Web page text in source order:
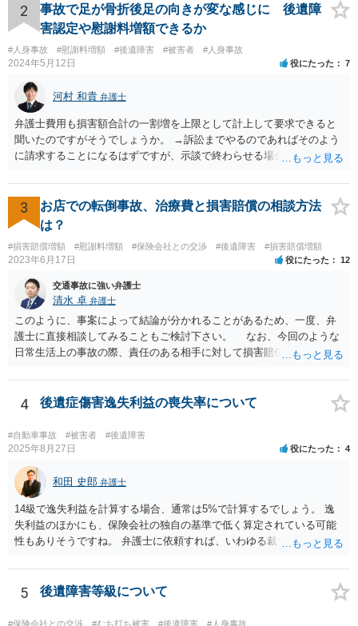
になるとよいと思います。
2
事故で足が骨折後足の向きが変な感じに 後遺障
害認定や慰謝料増額できるか
#人身事故 #慰謝料増額 #後遺障害 #被害者 #人身事故
2024年5月12日 役にたった 7
河村 和貴 弁護士
弁護士費用も損害額合計の一割増を上限として計上して要求できると
聞いたのですがそうでしょうか。 →訴訟までやるのであればそのよう
に請求することになるはずですが、示談で終わらせる場合には、そこ
ならほとんど充足できるか多くが返ってくるイメージなので頼むのも
いいかなと思うのですが。 →LAC基準でもそうかもしれませんし、交
通事故事案ではより定額の費用としている法律事務所も多いように思
います。費用面も含めて、弁護士さんを検討してみるとよいかもしれ
ませんね。 かなり具体的な話も多くなっているので、法律事務所に問
い合わせてみるとよいと思います。
3
お店での転倒事故、治療費と損害賠償の相談方法
は？
#損害賠償増額 #慰謝料増額 #保険会社との交渉 #後遺障害 #損害賠償増額
2023年6月17日 役にたった 12
交通事故に強い弁護士
清水 卓 弁護士
このように、事案によって結論が分かれることがあるため、一度、弁
護士に直接相談してみることもご検討下さい。 なお、今回のような
日常生活上の事故の際、責任のある相手に対して損害賠償請求する際
す（ご自宅の火災保険や自動車の任意保険等を確認してみて下さい。
加入したつもりがなくても、確認してみたら付いていたということが
4 後遺症傷害逸失利益の喪失率について
#自動車事故 #被害者 #後遺障害
2025年8月27日 役にたった 4
和田 史郎 弁護士
14級で逸失利益を計算する場合、通常は5%で計算するでしょう。 逸
失利益のほかにも、保険会社の独自の基準で低く算定されている可能
性もありそうですね。 弁護士に依頼すれば、いわゆる裁判基準程度の
5 後遺障害等級について
#保険会社との交渉 #むち打ち被害 #後遺障害 #人身事故